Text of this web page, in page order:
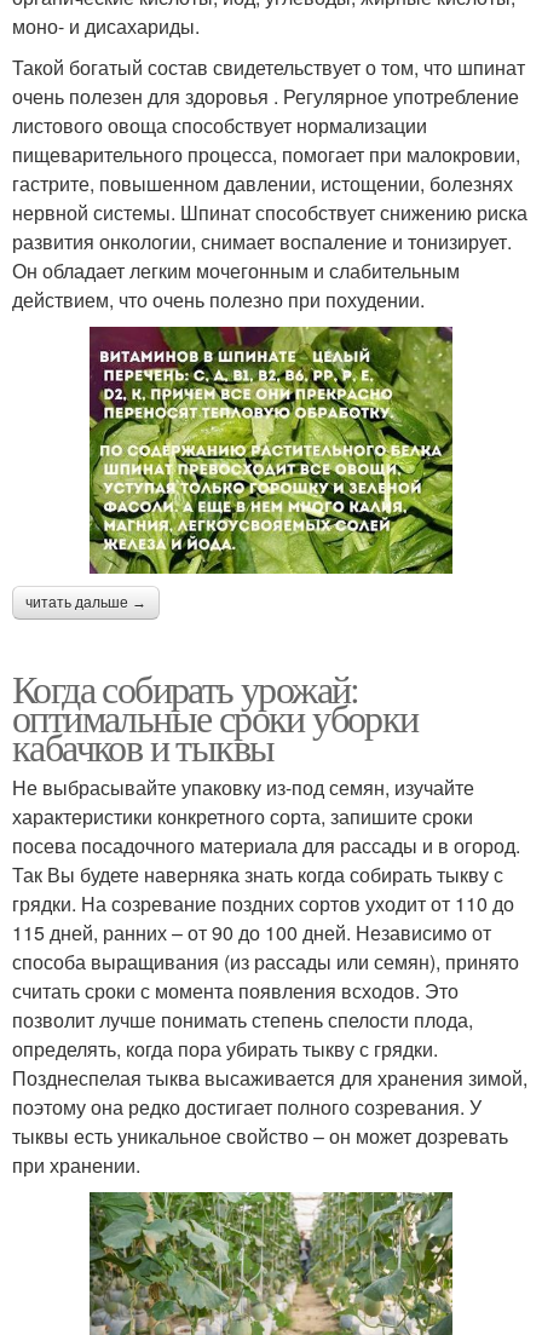
моно- и дисахариды.
Такой богатый состав свидетельствует о том, что шпинат
очень полезен для здоровья . Регулярное употребление
листового овоща способствует нормализации
пищеварительного процесса, помогает при малокровии,
гастрите, повышенном давлении, истощении, болезнях
нервной системы. Шпинат способствует снижению риска
развития онкологии, снимает воспаление и тонизирует.
Он обладает легким мочегонным и слабительным
действием, что очень полезно при похудении.
читать дальше →
Когда собирать урожай:
оптимальные сроки уборки
кабачков и тыквы
Не выбрасывайте упаковку из-под семян, изучайте
характеристики конкретного сорта, запишите сроки
посева посадочного материала для рассады и в огород.
Так Вы будете наверняка знать когда собирать тыкву с
грядки. На созревание поздних сортов уходит от 110 до
115 дней, ранних – от 90 до 100 дней. Независимо от
способа выращивания (из рассады или семян), принято
считать сроки с момента появления всходов. Это
позволит лучше понимать степень спелости плода,
определять, когда пора убирать тыкву с грядки.
Позднеспелая тыква высаживается для хранения зимой,
поэтому она редко достигает полного созревания. У
тыквы есть уникальное свойство – он может дозревать
при хранении.